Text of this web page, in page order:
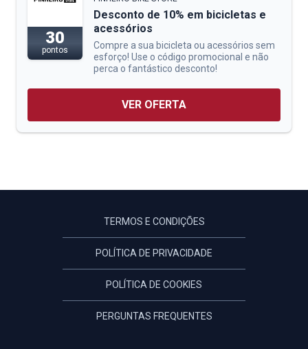
30
pontos
Desconto de 10% em bicicletas e
acessórios
Compre a sua bicicleta ou acessórios sem
esforço! Use o código promocional e não
perca o fantástico desconto!
VER OFERTA
TERMOS E CONDIÇÕES
POLÍTICA DE PRIVACIDADE
POLÍTICA DE COOKIES
PERGUNTAS FREQUENTES